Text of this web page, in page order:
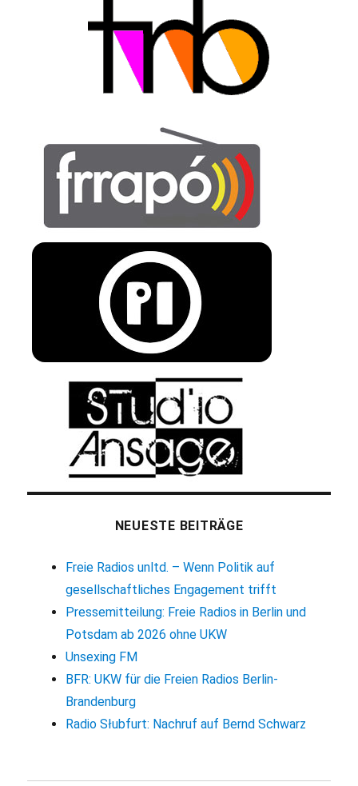
NEUESTE BEITRÄGE
Freie Radios unltd. – Wenn Politik auf
gesellschaftliches Engagement trifft
Pressemitteilung: Freie Radios in Berlin und
Potsdam ab 2026 ohne UKW
Unsexing FM
BFR: UKW für die Freien Radios Berlin-
Brandenburg
Radio Słubfurt: Nachruf auf Bernd Schwarz